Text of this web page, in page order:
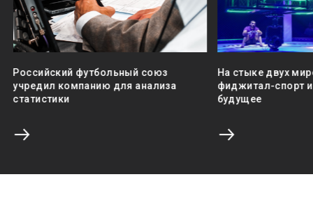
Российский футбольный союз
учредил компанию для анализа
статистики
На стыке двух
фиджитал-спорт
будущее